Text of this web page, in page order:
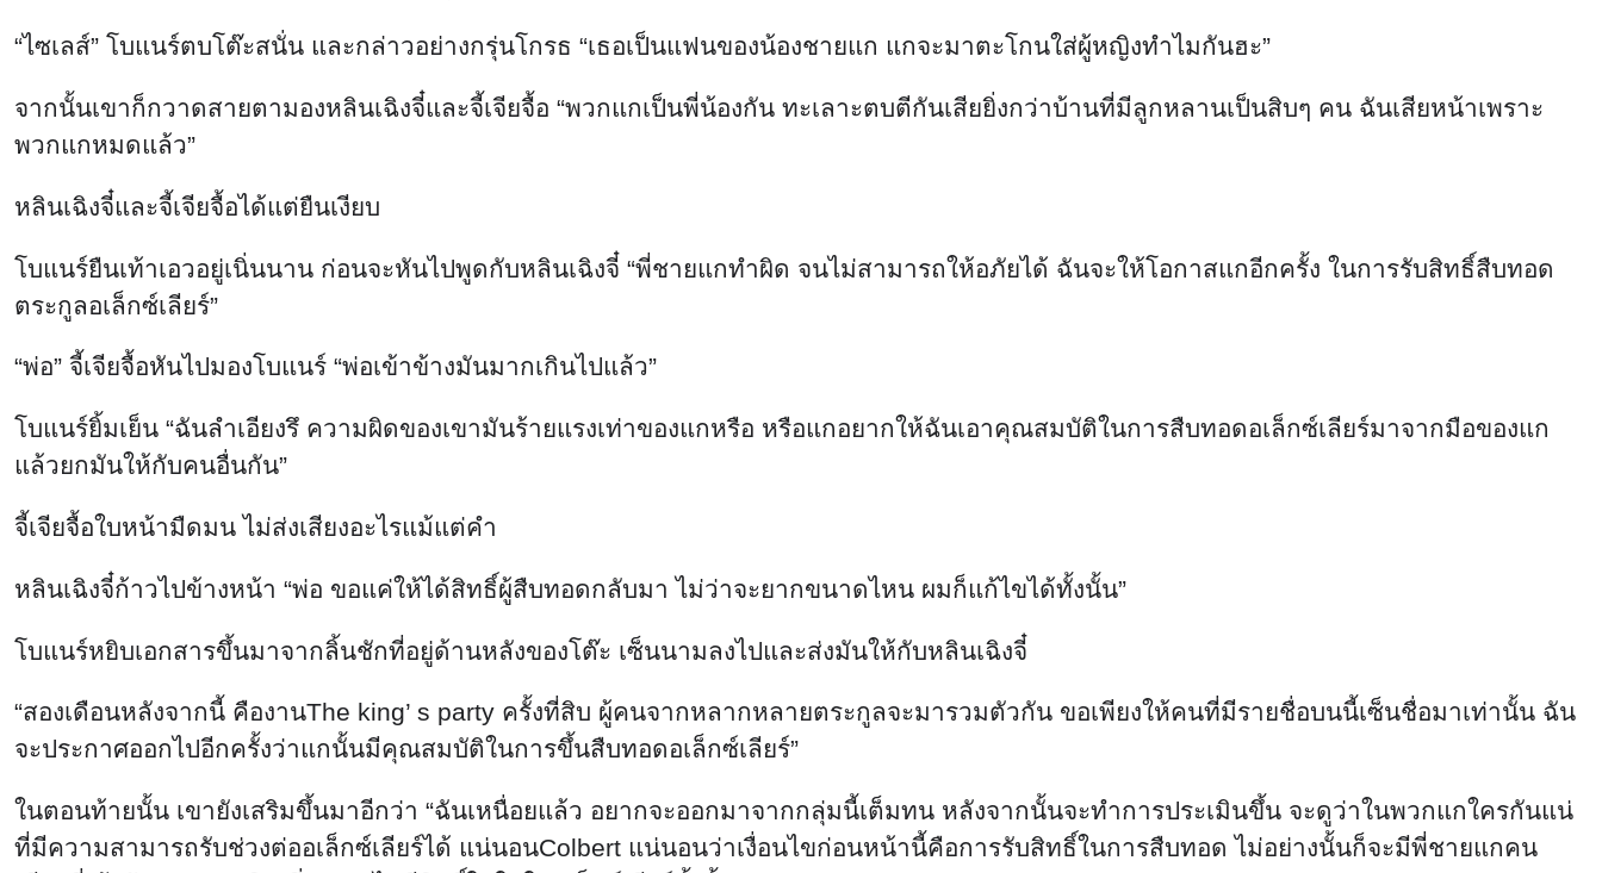
“ไซเลส์” โบแนร์ตบโต๊ะสนั่น และกล่าวอย่างกรุ่นโกรธ “เธอเป็นแฟนของน้องชายแก แกจะมาตะโกนใส่ผู้หญิงทำไมกันฮะ”
จากนั้นเขาก็กวาดสายตามองหลินเฉิงจี๋และจี้เจียจื้อ “พวกแกเป็นพี่น้องกัน ทะเลาะตบตีกันเสียยิ่งกว่าบ้านที่มีลูกหลานเป็นสิบๆ คน ฉันเสียหน้าเพราะ
พวกแกหมดแล้ว”
หลินเฉิงจี๋และจี้เจียจื้อได้แต่ยืนเงียบ
โบแนร์ยืนเท้าเอวอยู่เนิ่นนาน ก่อนจะหันไปพูดกับหลินเฉิงจี๋ “พี่ชายแกทำผิด จนไม่สามารถให้อภัยได้ ฉันจะให้โอกาสแกอีกครั้ง ในการรับสิทธิ์สืบทอด
ตระกูลอเล็กซ์เลียร์”
“พ่อ” จี้เจียจื้อหันไปมองโบแนร์ “พ่อเข้าข้างมันมากเกินไปแล้ว”